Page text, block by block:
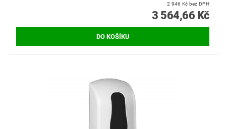
2 946 Kč bez DPH
3 564,66 Kč